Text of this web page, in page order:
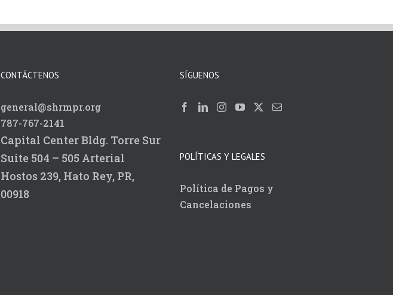
CONTÁCTENOS
general@shrmpr.org
787-767-2141
Capital Center Bldg. Torre Sur
Suite 504 – 505 Arterial
Hostos 239, Hato Rey, PR,
00918
SÍGUENOS
POLÍTICAS Y LEGALES
Política de Pagos y
Cancelaciones